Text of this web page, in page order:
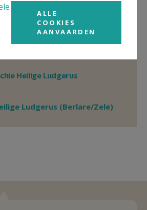
zocht? Hier vind je links naar de
organisaties op het boven-,
Heilige Ludgerus
Ludgerus (Berlare/Zele)
ALLE
COOKIES
AANVAARDEN